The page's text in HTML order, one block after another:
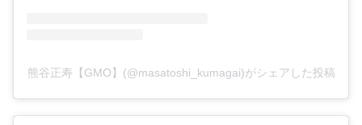
熊谷正寿【GMO】(@masatoshi_kumagai)がシェアした投稿